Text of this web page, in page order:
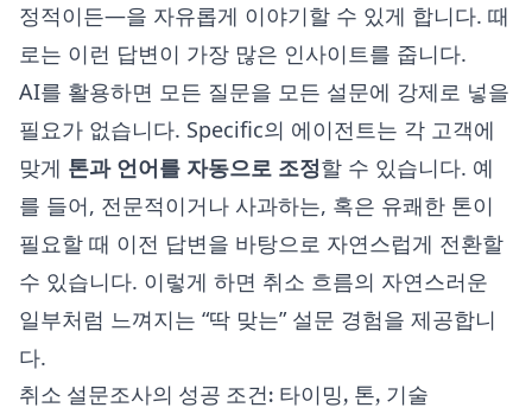
정적이든—을 자유롭게 이야기할 수 있게 합니다. 때
로는 이런 답변이 가장 많은 인사이트를 줍니다.
AI를 활용하면 모든 질문을 모든 설문에 강제로 넣을
필요가 없습니다. Specific의 에이전트는 각 고객에
맞게 톤과 언어를 자동으로 조정할 수 있습니다. 예
를 들어, 전문적이거나 사과하는, 혹은 유쾌한 톤이
필요할 때 이전 답변을 바탕으로 자연스럽게 전환할
수 있습니다. 이렇게 하면 취소 흐름의 자연스러운
일부처럼 느껴지는 “딱 맞는” 설문 경험을 제공합니
다.
취소 설문조사의 성공 조건: 타이밍, 톤, 기술